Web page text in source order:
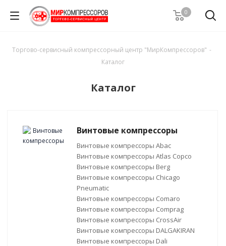
0
Торгово-сервисный компрессорный центр "МирКомпрессоров" -
Каталог
Каталог
Винтовые компрессоры
Винтовые компрессоры Abac
Винтовые компрессоры Atlas Copco
Винтовые компрессоры Berg
Винтовые компрессоры Chicago
Pneumatic
Винтовые компрессоры Comaro
Винтовые компрессоры Comprag
Винтовые компрессоры CrossAir
Винтовые компрессоры DALGAKIRAN
Винтовые компрессоры Dali